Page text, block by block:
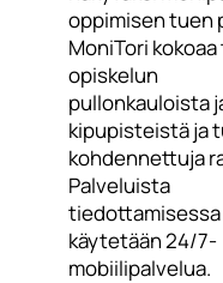
oppimisen tuen
MoniTori
opiskelun
pullonkauloista
kipupisteistä ja
kohdennettuja
Palveluista
tiedottamisessa
käytetään 24/7-
mobiilipalvelua.